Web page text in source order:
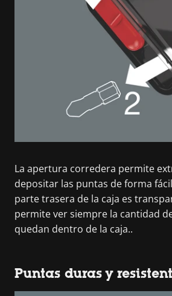
La apertura corredera permite
depositar las puntas de forma
parte trasera de la caja es
permite ver siempre la cantidad
quedan dentro de la caja..
Puntas duras y